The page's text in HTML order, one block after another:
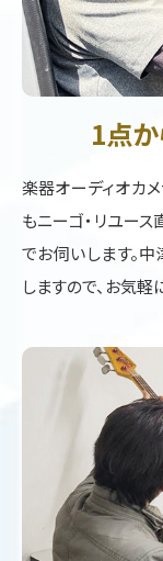
1点か
楽器オーディオカ
もニーゴ・リユー
でお伺いします。
しますので、お気軽